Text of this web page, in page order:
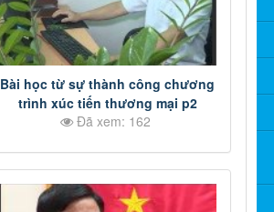
Bài học từ sự thành công chương
trình xúc tiến thương mại p2
Đã xem: 162